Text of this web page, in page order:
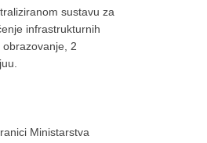
sustavu za
infrastrukturnih
2
Ministarstva